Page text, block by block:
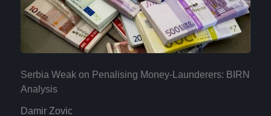
Serbia Weak on Penalising Money-Launderers: BIRN
Analysis
Damir Zovic